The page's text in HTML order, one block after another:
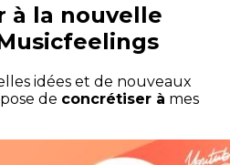
à la nouvelle
idées et de nouveaux
de concrétiser à mes